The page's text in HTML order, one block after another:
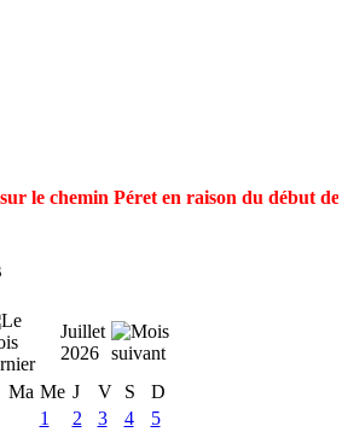
le chemin Péret en raison du début
Juillet
2026
Ma Me J V S
D
1
2 3 4
5